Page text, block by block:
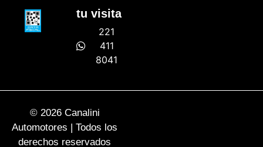
tu visita
221
411
8041
© 2026 Canalini
Automotores | Todos los
derechos reservados